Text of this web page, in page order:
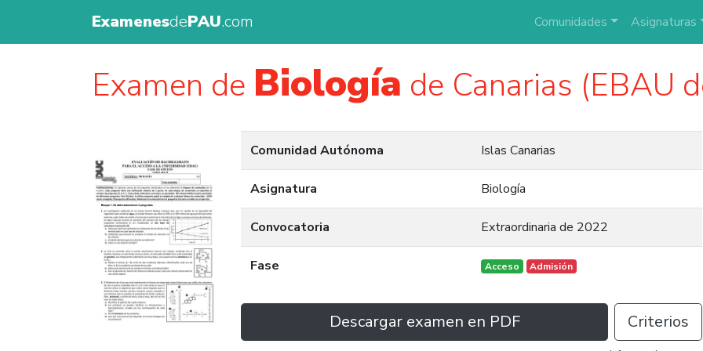
ExamenesdePAU.com Comunidades Asignaturas
Examen de Biología de Canarias (EBAU
Comunidad Autónoma Islas Canarias
Asignatura Biología
Convocatoria Extraordinaria de 2022
Fase Acceso Admisión
Descargar examen en PDF Criterios